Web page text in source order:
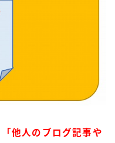
他人のブログ記事や